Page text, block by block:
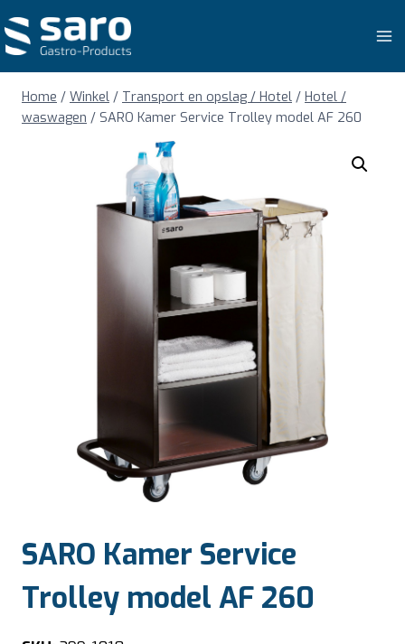
naar
inhoud
Home / Winkel / Transport en opslag / Hotel / Hotel /
waswagen / SARO Kamer Service Trolley model AF 260
SARO Kamer Service
Trolley model AF 260